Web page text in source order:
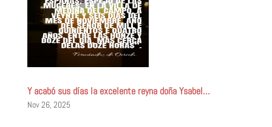
Y acabó sus días la excelente reyna doña Ysabel…
Nov 26, 2025